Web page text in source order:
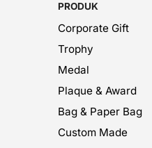
PRODUK
Corporate Gift
Trophy
Medal
Plaque & Award
Bag & Paper Bag
Custom Made